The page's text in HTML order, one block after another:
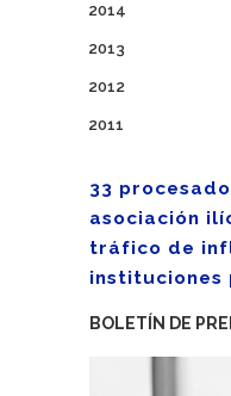
2014
2013
2012
2011
33
asociación
tráfico de
instituciones
BOLETÍN DE